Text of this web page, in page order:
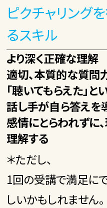
ピクチャリング
るスキル
より深く正確な理解
適切、本質的な質問
「聴いてもらえた」
話し手が自ら答えを
感情にとらわれずに
理解する
＊ただし、
1回の受講で満足に
しいかもしれません。